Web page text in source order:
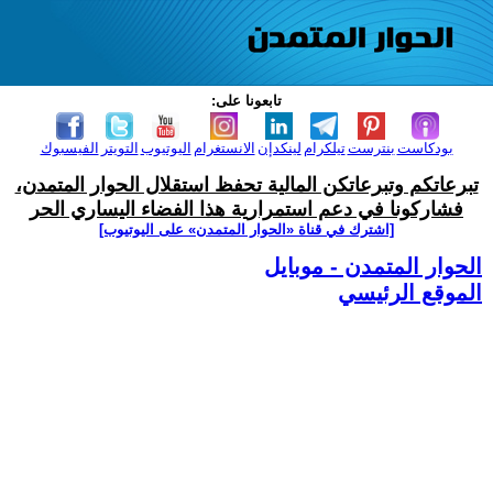
تابعونا على:
الفيسبوك التويتر اليوتيوب الانستغرام لينكدإن تيلكرامبنترست بودكاست
تبرعاتكم وتبرعاتكن المالية تحفظ استقلال الحوار المتمدن،
فشاركونا في دعم استمرارية هذا الفضاء اليساري الحر
[اشترك في قناة ‫«الحوار المتمدن» على اليوتيوب]
الحوار المتمدن - موبايل
الموقع الرئيسي